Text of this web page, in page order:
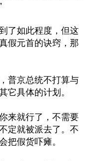
了如此程度，但这
假元首的诀窍，那
普京总统不打算与
它具体的计划。
来就行了，不需要
定就被派去了。不
把假货吓瘫。